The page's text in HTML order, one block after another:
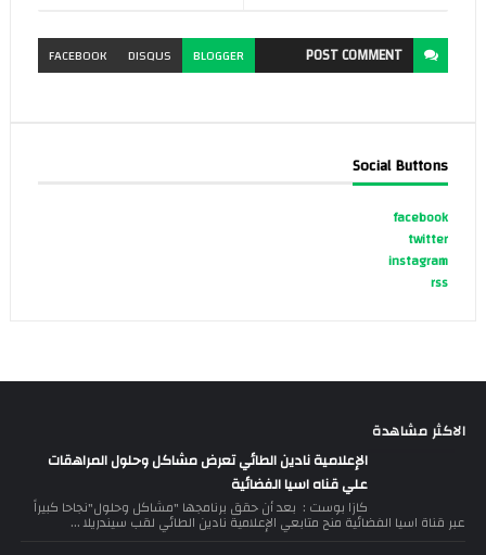
POSTCOMMENT
BLOGGER
DISQUS
FACEBOOK
Social Buttons
facebook
twitter
instagram
rss
الاكثر مشاهدة
الإعلامية نادين الطائي تعرض مشاكل وحلول المراهقات
علي قناه اسيا الفضائية
كازا بوست : بعد أن حقق برنامجها "مشاكل وحلول"نجاحا كبيراً
عبر قناة اسيا الفضائية منح متابعي الإعلامية نادين الطائي لقب سيندريلا ...